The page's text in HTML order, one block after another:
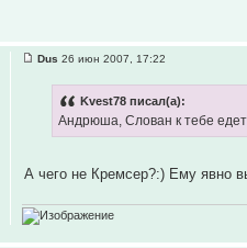
Dus 26 июн 2007, 17:22
Kvest78 писал(а):
Андрюша, Слован к тебе
А чего не Кремсер?:) Ему явно